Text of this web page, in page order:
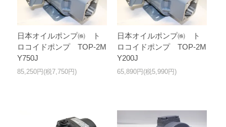
日本オイルポンプ㈱ ト
ロコイドポンプ TOP-2M
Y750J
85,250円(税7,750円)
日本オイルポンプ㈱ ト
ロコイドポンプ TOP-2M
Y200J
65,890円(税5,990円)